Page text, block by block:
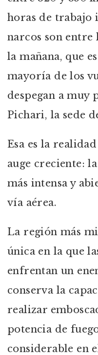
horas de trabajo
narcos son entre
la mañana, que
mayoría de los
despegan a muy
Pichari, la sede
Esa es la
auge creciente:
más intensa y
vía aérea.
La región más
única en la que
enfrentan un
conserva la
realizar
potencia de
considerable en